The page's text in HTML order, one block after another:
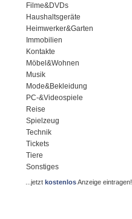
Filme&DVDs
Haushaltsgeräte
Heimwerker&Garten
Immobilien
Kontakte
Möbel&Wohnen
Musik
Mode&Bekleidung
PC-&Videospiele
Reise
Spielzeug
Technik
Tickets
Tiere
Sonstiges
...jetztkostenlosAnzeige eintragen!